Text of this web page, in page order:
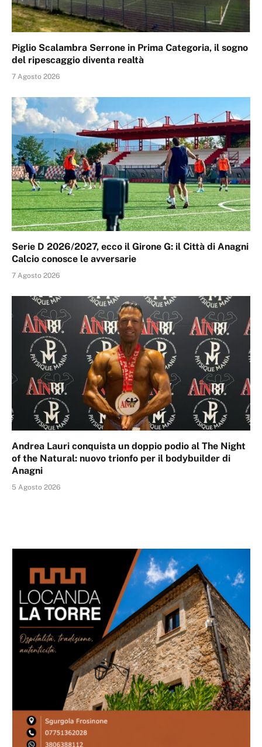
Piglio Scalambra Serrone in Prima Categoria, il sogno
del ripescaggio diventa realtà
7 Agosto 2026
Serie D 2026/2027, ecco il Girone G: il Città di Anagni
Calcio conosce le avversarie
7 Agosto 2026
Andrea Lauri conquista un doppio podio al The Night
of the Natural: nuovo trionfo per il bodybuilder di
Anagni
5 Agosto 2026